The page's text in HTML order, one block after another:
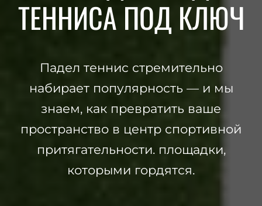
ТЕННИСА ПОД КЛЮЧ
Падел теннис стремительно
набирает популярность — и мы
знаем, как превратить ваше
пространство в центр спортивной
притягательности. площадки,
которыми гордятся.